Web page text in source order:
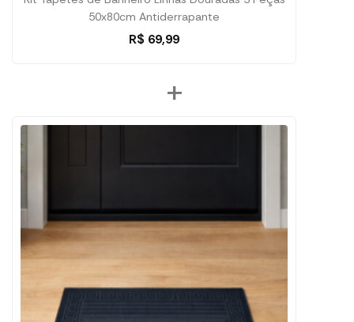
50x80cm Antiderrapante
R$ 69,99
+